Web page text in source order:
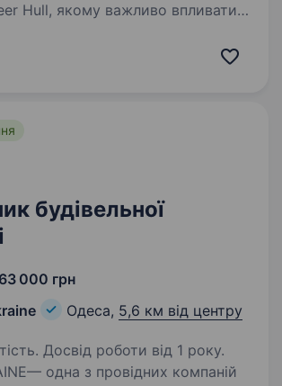
Hull, якому важливо впливати
який вміє мислити
будівельної
000 грн
Одеса, 5,6 км від центру
Досвід роботи від 1 року.
одна з провідних компаній